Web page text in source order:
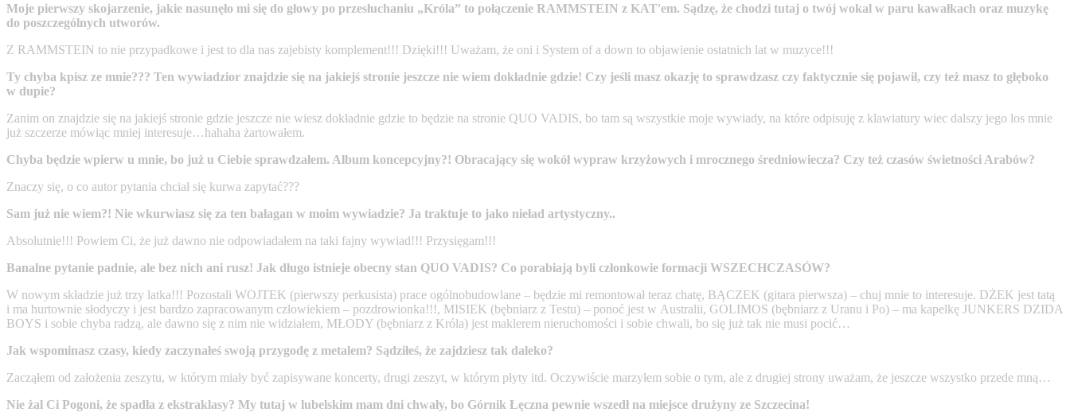
Moje pierwszy skojarzenie, jakie nasunęło mi się do głowy po przesłuchaniu „Króla” to połączenie RAMMSTEIN z KAT'em. Sądzę, że chodzi tutaj o twój wokal w paru kawałkach oraz muzykę
do poszczególnych utworów.
Z RAMMSTEIN to nie przypadkowe i jest to dla nas zajebisty komplement!!! Dzięki!!! Uważam, że oni i System of a down to objawienie ostatnich lat w muzyce!!!
Ty chyba kpisz ze mnie??? Ten wywiadzior znajdzie się na jakiejś stronie jeszcze nie wiem dokładnie gdzie! Czy jeśli masz okazję to sprawdzasz czy faktycznie się pojawił, czy też masz to głęboko
w dupie?
Zanim on znajdzie się na jakiejś stronie gdzie jeszcze nie wiesz dokładnie gdzie to będzie na stronie QUO VADIS, bo tam są wszystkie moje wywiady, na które odpisuję z klawiatury wiec dalszy jego los mnie
już szczerze mówiąc mniej interesuje…hahaha żartowałem.
Chyba będzie wpierw u mnie, bo już u Ciebie sprawdzałem. Album koncepcyjny?! Obracający się wokół wypraw krzyżowych i mrocznego średniowiecza? Czy też czasów świetności Arabów?
Znaczy się, o co autor pytania chciał się kurwa zapytać???
Sam już nie wiem?! Nie wkurwiasz się za ten bałagan w moim wywiadzie? Ja traktuje to jako nieład artystyczny..
Absolutnie!!! Powiem Ci, że już dawno nie odpowiadałem na taki fajny wywiad!!! Przysięgam!!!
Banalne pytanie padnie, ale bez nich ani rusz! Jak długo istnieje obecny stan QUO VADIS? Co porabiają byli członkowie formacji WSZECHCZASÓW?
W nowym składzie już trzy latka!!! Pozostali WOJTEK (pierwszy perkusista) prace ogólnobudowlane – będzie mi remontował teraz chatę, BĄCZEK (gitara pierwsza) – chuj mnie to interesuje. DŻEK jest tatą
i ma hurtownie słodyczy i jest bardzo zapracowanym człowiekiem – pozdrowionka!!!, MISIEK (bębniarz z Testu) – ponoć jest w Australii, GOLIMOS (bębniarz z Uranu i Po) – ma kapelkę JUNKERS DZIDA
BOYS i sobie chyba radzą, ale dawno się z nim nie widziałem, MŁODY (bębniarz z Króla) jest maklerem nieruchomości i sobie chwali, bo się już tak nie musi pocić…
Jak wspominasz czasy, kiedy zaczynałeś swoją przygodę z metalem? Sądziłeś, że zajdziesz tak daleko?
Zacząłem od założenia zeszytu, w którym miały być zapisywane koncerty, drugi zeszyt, w którym płyty itd. Oczywiście marzyłem sobie o tym, ale z drugiej strony uważam, że jeszcze wszystko przede mną…
Nie żal Ci Pogoni, że spadła z ekstraklasy? My tutaj w lubelskim mam dni chwały, bo Górnik Łęczna pewnie wszedł na miejsce drużyny ze Szczecina!